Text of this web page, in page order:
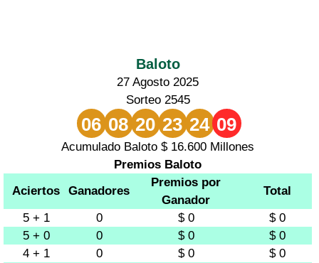
Baloto
27 Agosto 2025
Sorteo 2545
06 08 20 23 24 09
Acumulado Baloto $ 16.600 Millones
Premios Baloto
Aciertos
Ganadores
Premios por
Ganador
Total
5 + 1
0 $ 0
$ 0
5 + 0
0 $ 0
$ 0
4 + 1
0 $ 0
$ 0